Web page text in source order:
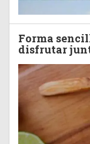
Forma
disfrutar